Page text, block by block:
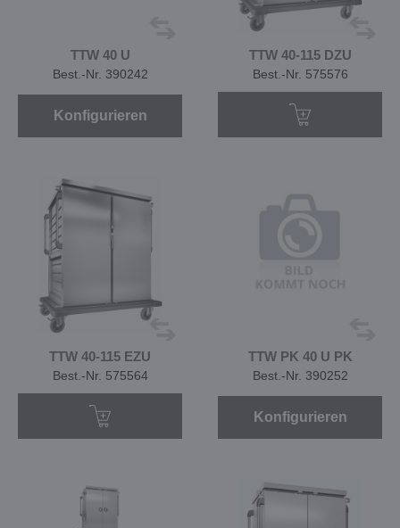
TTW 40 U
Best.-Nr. 390242
Konfigurieren
TTW 40-115 DZU
Best.-Nr. 575576
TTW 40-115 EZU
Best.-Nr. 575564
TTW PK 40 U PK
Best.-Nr. 390252
Konfigurieren